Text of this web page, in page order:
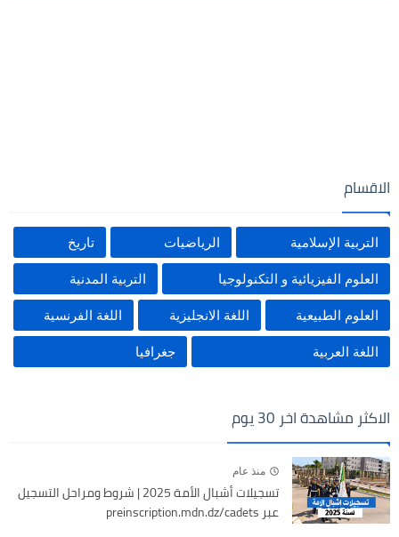
الاقسام
التربية الإسلامية الرياضيات تاريخ
العلوم الفيزيائية و التكنولوجيا التربية المدنية
العلوم الطبيعية اللغة الانجليزية اللغة الفرنسية
اللغة العربية جغرافيا
الاكثر مشاهدة اخر 30 يوم
منذ عام
تسجيلات أشبال الأمة 2025 | شروط ومراحل التسجيل
عبر preinscription.mdn.dz/cadets